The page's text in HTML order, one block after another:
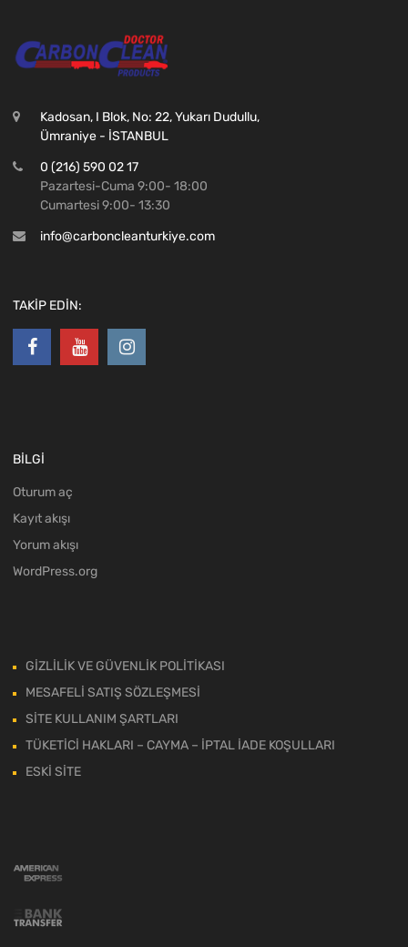
Kadosan, I Blok, No: 22, Yukarı Dudullu,
Ümraniye - İSTANBUL
0 (216) 590 02 17
Pazartesi-Cuma 9:00- 18:00
Cumartesi 9:00- 13:30
info@carboncleanturkiye.com
TAKİP EDİN:
BİLGİ
Oturum aç
Kayıt akışı
Yorum akışı
WordPress.org
GİZLİLİK VE GÜVENLİK POLİTİKASI
MESAFELİ SATIŞ SÖZLEŞMESİ
SİTE KULLANIM ŞARTLARI
TÜKETİCİ HAKLARI – CAYMA – İPTAL İADE KOŞULLARI
ESKİ SİTE